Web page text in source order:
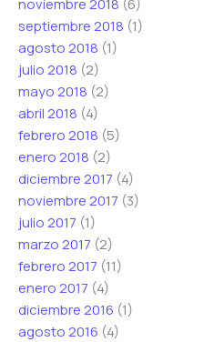
noviembre 2018 (6)
septiembre 2018 (1)
agosto 2018 (1)
julio 2018 (2)
mayo 2018 (2)
abril 2018 (4)
febrero 2018 (5)
enero 2018 (2)
diciembre 2017 (4)
noviembre 2017 (3)
julio 2017 (1)
marzo 2017 (2)
febrero 2017 (11)
enero 2017 (4)
diciembre 2016 (1)
agosto 2016 (4)